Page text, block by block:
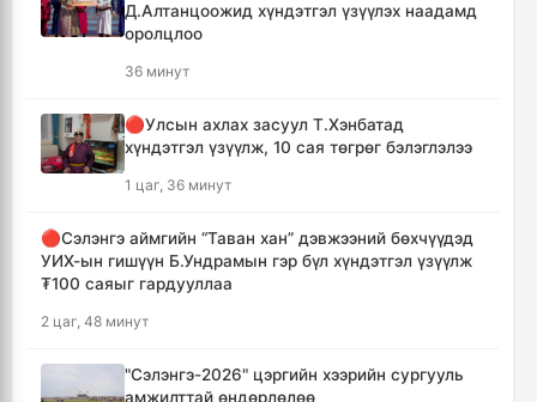
Д.Алтанцоожид хүндэтгэл үзүүлэх наадамд
оролцлоо
36 минут
🔴Улсын ахлах засуул Т.Хэнбатад
хүндэтгэл үзүүлж, 10 сая төгрөг бэлэглэлээ
1 цаг, 36 минут
🔴Сэлэнгэ аймгийн “Таван хан” дэвжээний бөхчүүдэд
УИХ-ын гишүүн Б.Ундрамын гэр бүл хүндэтгэл үзүүлж
₮100 саяыг гардууллаа
2 цаг, 48 минут
"Сэлэнгэ-2026" цэргийн хээрийн сургууль
амжилттай өндөрлөлөө